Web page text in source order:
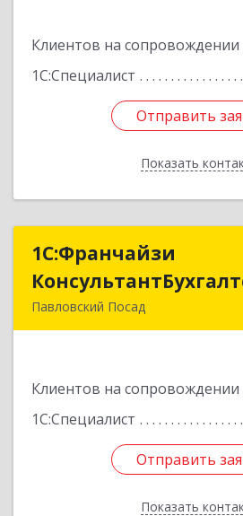
Клиентов на сопровождении
1С:Специалист
Отправить
Показать
Отправить
Назад
1С:Франчайзи
Павловский Посад
Клиентов на сопровождении
1С:Специалист
Отправить
Показать
Отправить
Назад